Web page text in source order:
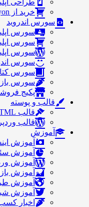
طراحی اپلیکیشن
خرید از CodeCanyon
سورس اندروید
سورس اپلیکیشن
سورس اپلیکیشن
سورس اپلیکیشن
سورس اندروید
سورس کتاب
سورس بازی
پکیج فروشگاه ساز
قالب و پوسته
قالب HTML
قالب وردپرس
آموزش
آموزش اینستاگرام
آموزش سئو
آموزش وردپرس
آموزش بازاریابی
آموزش طراحی
آموزش شبکه های
اخبار کسب و کار